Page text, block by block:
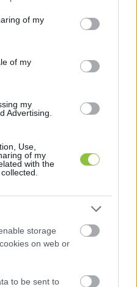
behaviour. You may click to
and its third-party tags to
purposes in below Google
of my
of my
my
Advertising.
Use,
of my
with the
storage
on web or
to be sent to
megelőzte a
nem pusztán a
voksot szerezne, mint a
- írja a